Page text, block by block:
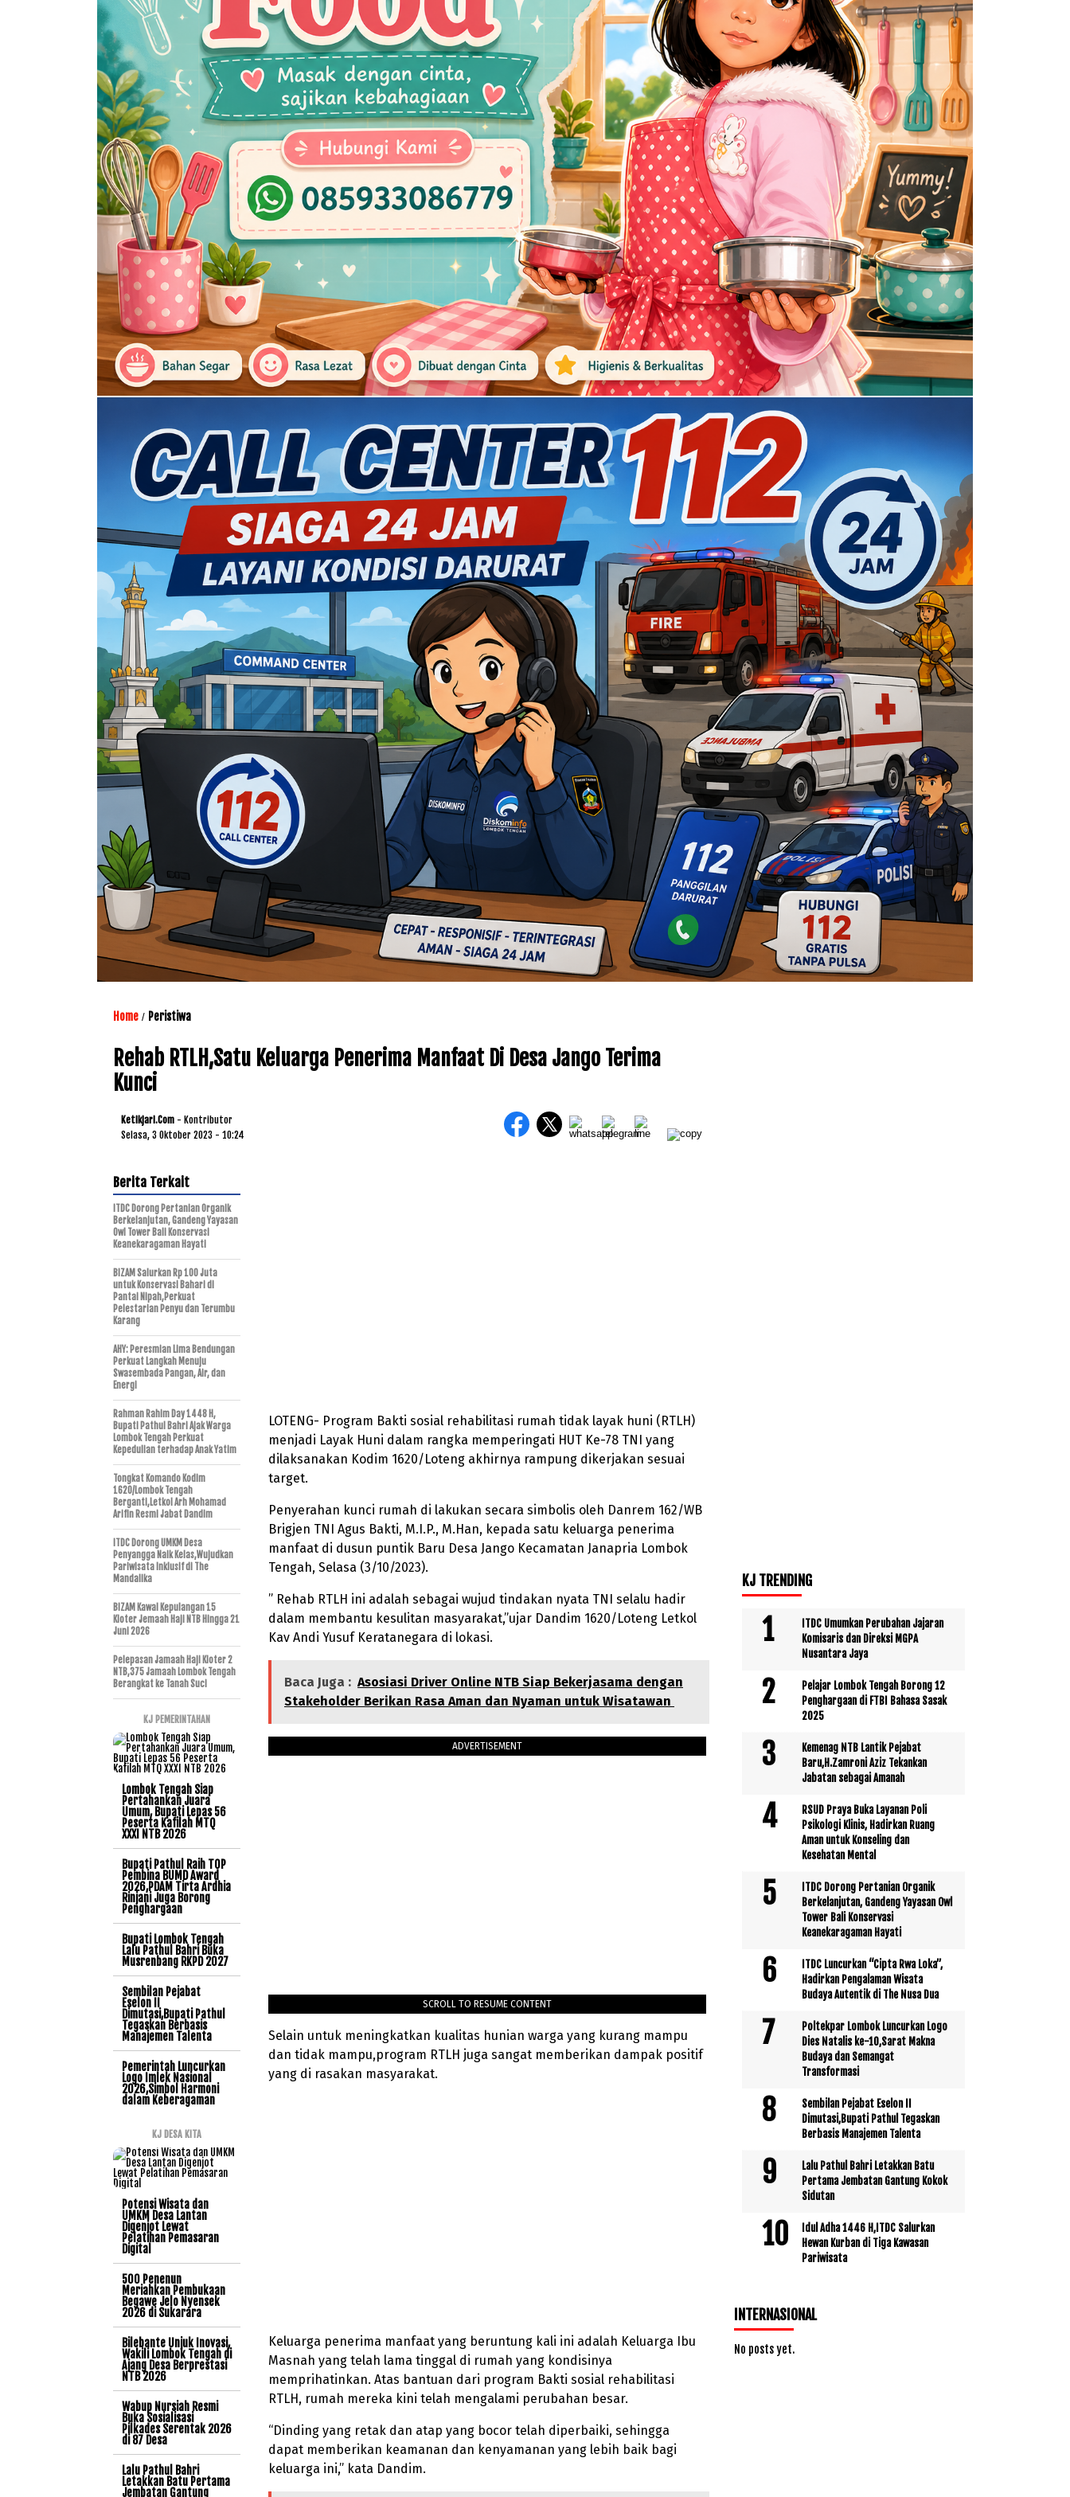
Home / Peristiwa
Rehab RTLH,Satu Keluarga Penerima Manfaat Di Desa Jango Terima
Kunci
Ketikjari.com - Kontributor
Selasa, 3 Oktober 2023 - 10:24
LOTENG- Program Bakti sosial rehabilitasi rumah tidak layak huni (RTLH)
menjadi Layak Huni dalam rangka memperingati HUT Ke-78 TNI yang
dilaksanakan Kodim 1620/Loteng akhirnya rampung dikerjakan sesuai
target.
Penyerahan kunci rumah di lakukan secara simbolis oleh Danrem 162/WB
Brigjen TNI Agus Bakti, M.I.P., M.Han, kepada satu keluarga penerima
manfaat di dusun puntik Baru Desa Jango Kecamatan Janapria Lombok
Tengah, Selasa (3/10/2023).
” Rehab RTLH ini adalah sebagai wujud tindakan nyata TNI selalu hadir
dalam membantu kesulitan masyarakat,”ujar Dandim 1620/Loteng Letkol
Kav Andi Yusuf Keratanegara di lokasi.
Baca Juga : Asosiasi Driver Online NTB Siap Bekerjasama dengan
Stakeholder Berikan Rasa Aman dan Nyaman untuk Wisatawan
ADVERTISEMENT
SCROLL TO RESUME CONTENT
Selain untuk meningkatkan kualitas hunian warga yang kurang mampu
dan tidak mampu,program RTLH juga sangat memberikan dampak positif
yang di rasakan masyarakat.
Keluarga penerima manfaat yang beruntung kali ini adalah Keluarga Ibu
Masnah yang telah lama tinggal di rumah yang kondisinya
memprihatinkan. Atas bantuan dari program Bakti sosial rehabilitasi
RTLH, rumah mereka kini telah mengalami perubahan besar.
“Dinding yang retak dan atap yang bocor telah diperbaiki, sehingga
dapat memberikan keamanan dan kenyamanan yang lebih baik bagi
keluarga ini,” kata Dandim.
Berita Terkait
ITDC Dorong Pertanian Organik
Berkelanjutan, Gandeng Yayasan
Owl Tower Bali Konservasi
Keanekaragaman Hayati
BIZAM Salurkan Rp 100 Juta
untuk Konservasi Bahari di
Pantai Nipah,Perkuat
Pelestarian Penyu dan Terumbu
Karang
AHY: Peresmian Lima Bendungan
Perkuat Langkah Menuju
Swasembada Pangan, Air, dan
Energi
Rahman Rahim Day 1448 H,
Bupati Pathul Bahri Ajak Warga
Lombok Tengah Perkuat
Kepedulian terhadap Anak Yatim
Tongkat Komando Kodim
1620/Lombok Tengah
Berganti,Letkol Arh Mohamad
Arifin Resmi Jabat Dandim
ITDC Dorong UMKM Desa
Penyangga Naik Kelas,Wujudkan
Pariwisata Inklusif di The
Mandalika
BIZAM Kawal Kepulangan 15
Kloter Jemaah Haji NTB Hingga 21
Juni 2026
Pelepasan Jamaah Haji Kloter 2
NTB,375 Jamaah Lombok Tengah
Berangkat ke Tanah Suci
KJ PEMERINTAHAN
Lombok Tengah Siap
Pertahankan Juara
Umum, Bupati Lepas 56
Peserta Kafilah MTQ
XXXI NTB 2026
Bupati Pathul Raih TOP
Pembina BUMD Award
2026,PDAM Tirta Ardhia
Rinjani Juga Borong
Penghargaan
Bupati Lombok Tengah
Lalu Pathul Bahri Buka
Musrenbang RKPD 2027
Sembilan Pejabat
Eselon II
Dimutasi,Bupati Pathul
Tegaskan Berbasis
Manajemen Talenta
Pemerintah Luncurkan
Logo Imlek Nasional
2026,Simbol Harmoni
dalam Keberagaman
KJ DESA KITA
Potensi Wisata dan
UMKM Desa Lantan
Digenjot Lewat
Pelatihan Pemasaran
Digital
500 Penenun
Meriahkan Pembukaan
Begawe Jelo Nyensek
2026 di Sukarara
Bilebante Unjuk Inovasi,
Wakili Lombok Tengah di
Ajang Desa Berprestasi
NTB 2026
Wabup Nursiah Resmi
Buka Sosialisasi
Pilkades Serentak 2026
di 87 Desa
Lalu Pathul Bahri
Letakkan Batu Pertama
Jembatan Gantung
KJ TRENDING
ITDC Umumkan Perubahan Jajaran
Komisaris dan Direksi MGPA
Nusantara Jaya
Pelajar Lombok Tengah Borong 12
Penghargaan di FTBI Bahasa Sasak
2025
Kemenag NTB Lantik Pejabat
Baru,H.Zamroni Aziz Tekankan
Jabatan sebagai Amanah
RSUD Praya Buka Layanan Poli
Psikologi Klinis, Hadirkan Ruang
Aman untuk Konseling dan
Kesehatan Mental
ITDC Dorong Pertanian Organik
Berkelanjutan, Gandeng Yayasan Owl
Tower Bali Konservasi
Keanekaragaman Hayati
ITDC Luncurkan “Cipta Rwa Loka”,
Hadirkan Pengalaman Wisata
Budaya Autentik di The Nusa Dua
Poltekpar Lombok Luncurkan Logo
Dies Natalis ke-10,Sarat Makna
Budaya dan Semangat
Transformasi
Sembilan Pejabat Eselon II
Dimutasi,Bupati Pathul Tegaskan
Berbasis Manajemen Talenta
Lalu Pathul Bahri Letakkan Batu
Pertama Jembatan Gantung Kokok
Sidutan
Idul Adha 1446 H,ITDC Salurkan
Hewan Kurban di Tiga Kawasan
Pariwisata
INTERNASIONAL
No posts yet.